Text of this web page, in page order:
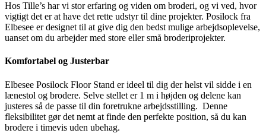
Hos Tille’s har vi stor erfaring og viden om broderi, og vi ved, hvor
vigtigt det er at have det rette udstyr til dine projekter. Posilock fra
Elbesee er designet til at give dig den bedst mulige arbejdsoplevelse,
uanset om du arbejder med store eller små broderiprojekter.
Komfortabel og Justerbar
Elbesee Posilock Floor Stand er ideel til dig der helst vil sidde i en
lænestol og brodere. Selve stellet er 1 m i højden og delene kan
justeres så de passe til din foretrukne arbejdsstilling. Denne
fleksibilitet gør det nemt at finde den perfekte position, så du kan
brodere i timevis uden ubehag.